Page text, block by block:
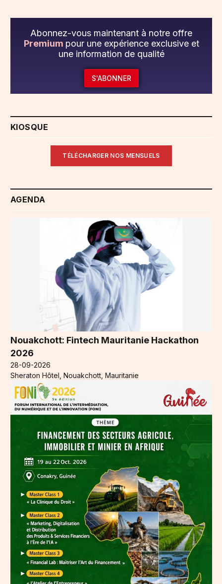
Abonnez-vous maintenant à notre offre
Premium pour une expérience exclusive et
une information de qualité
S'ABONNER
KIOSQUE
TÉLÉCHARGER NOS MENSUELS
AGENDA
Nouakchott: Fintech Mauritanie Hackathon
2026
28-09-2026
Sheraton Hôtel, Nouakchott, Mauritanie